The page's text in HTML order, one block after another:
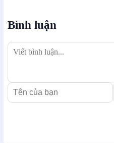
Bình luận